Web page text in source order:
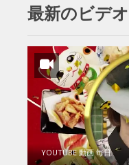
最新のビデオ
YOUTUBE 動画 毎日